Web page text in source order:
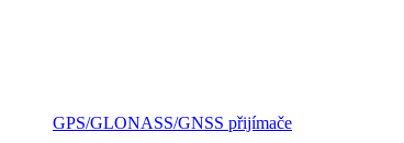
GPS/GLONASS/GNSS přijímače